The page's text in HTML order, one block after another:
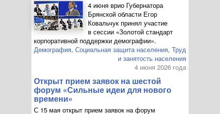
4 июня врио Губернатора
Брянской области Егор
Ковальчук принял участие
в сессии «Золотой стандарт
корпоративной поддержки демографии».
Демография, Социальная защита населения, Труд
и занятость населения
4 июня 2026 года
Открыт прием заявок на шестой
форум «Сильные идеи для нового
времени»
С 15 мая открыт прием заявок на форум